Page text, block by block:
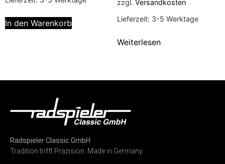
In den Warenkorb
zzgl. Versandkosten
Lieferzeit: 3-5 Werktage
Weiterlesen
Radspieler Classic GmbH
Tradition trifft Präzision. Made in Germany.